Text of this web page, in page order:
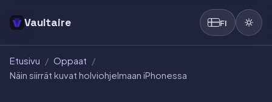
Vaultaire FI
Etusivu / Oppaat /
Näin siirrät kuvat holviohjelmaan iPhonessa